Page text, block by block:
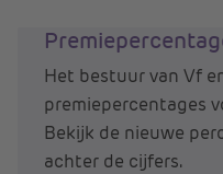
Het bestuur van Vf
premiepercentages
Bekijk de nieuwe
achter de cijfers.